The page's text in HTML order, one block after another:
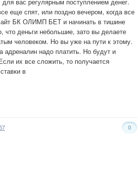
еще спят, или поздно вечером, когда все
БК ОЛИМП БЕТ и начинать в тишине
что деньги небольшие, зато вы делаете
человеком. Но вы уже на пути к этому.
адреналин надо платить. Но будут и
их все сложить, то получается
в
0